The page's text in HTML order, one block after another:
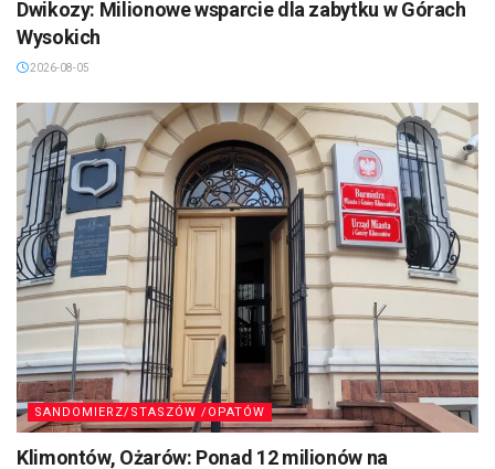
Dwikozy: Milionowe wsparcie dla zabytku w Górach
Wysokich
2026-08-05
SANDOMIERZ/STASZÓW /OPATÓW
Klimontów, Ożarów: Ponad 12 milionów na